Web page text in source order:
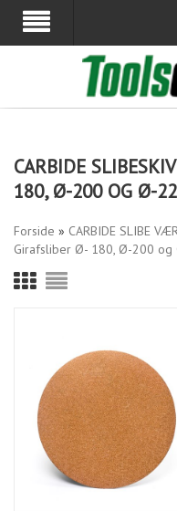
CARBIDE
180, Ø-200 OG Ø-
Forside » CARBIDE SLIBE
Girafsliber Ø- 180, Ø-200 og